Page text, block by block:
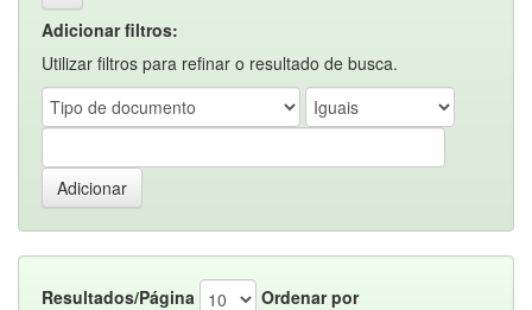
Adicionar filtros:
Utilizar filtros para refinar o resultado de busca.
Resultados/Página
Ordenar por